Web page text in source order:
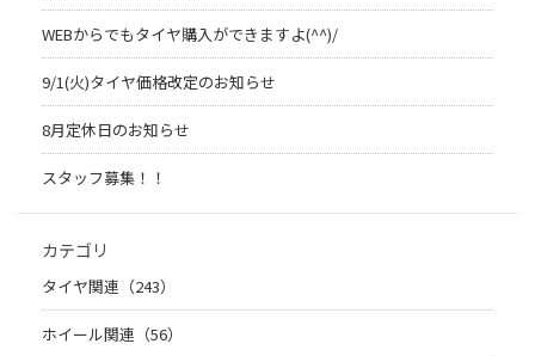
WEBからでもタイヤ購入ができますよ(^^)/
9/1(火)タイヤ価格改定のお知らせ
8月定休日のお知らせ
スタッフ募集！！
カテゴリ
タイヤ関連（243）
ホイール関連（56）